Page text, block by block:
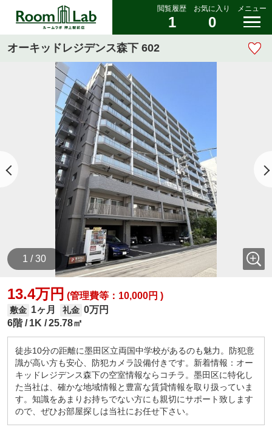
閲覧履歴
1
お気に入り
0
メニュー
オーキッドレジデンス森下 602
1 / 30
13.4万円 (管理費等：10,000円 )
敷金 1ヶ月 礼金 0万円
6階
1K 25.78㎡
徒歩10分の距離に墨田区立両国中学校があるのも魅力。防犯意
識が高い方も安心、防犯カメラ設備付きです。新着情報：オー
キッドレジデンス森下の空室情報ならコチラ。墨田区に特化し
た当社は、確かな地域情報と豊富な賃貸情報を取り扱っていま
す。知識をあまりお持ちでない方にも親切にサポート致します
ので、ぜひお部屋探しは当社にお任せ下さい。